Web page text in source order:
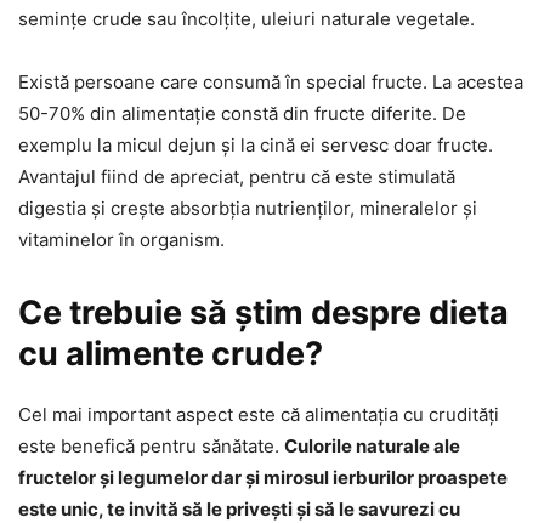
semințe crude sau încolțite, uleiuri naturale vegetale.
Există persoane care consumă în special fructe. La acestea
50-70% din alimentație constă din fructe diferite. De
exemplu la micul dejun și la cină ei servesc doar fructe.
Avantajul fiind de apreciat, pentru că este stimulată
digestia și crește absorbția nutrienților, mineralelor și
vitaminelor în organism.
Ce trebuie să știm despre dieta
cu alimente crude?
Cel mai important aspect este că alimentația cu crudități
este benefică pentru sănătate. Culorile naturale ale
fructelor și legumelor dar și mirosul ierburilor proaspete
este unic, te invită să le privești și să le savurezi cu